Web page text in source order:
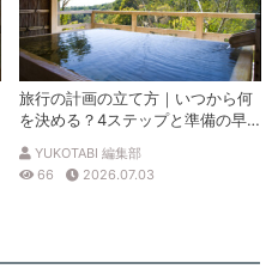
旅行の計画の立て方｜いつから何
を決める？4ステップと準備の早
見表
YUKOTABI 編集部
66
2026.07.03